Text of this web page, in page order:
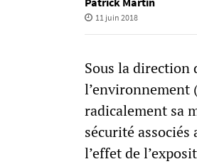
11 juin 2018
Sous la direction
l’environnement
radicalement sa
sécurité
l’effet de